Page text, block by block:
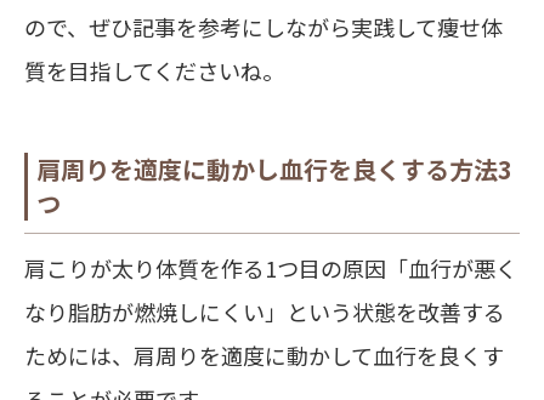
ので、ぜひ記事を参考にしながら実践して痩せ体
質を目指してくださいね。
肩周りを適度に動かし血行を良くする方法3
つ
肩こりが太り体質を作る1つ目の原因「血行が悪く
なり脂肪が燃焼しにくい」という状態を改善する
ためには、肩周りを適度に動かして血行を良くす